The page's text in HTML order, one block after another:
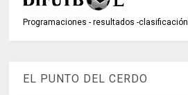
Programaciones - resultados -clasificación
EL PUNTO DEL CERDO